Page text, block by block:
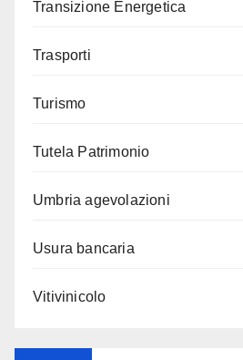
Transizione Energetica
Trasporti
Turismo
Tutela Patrimonio
Umbria agevolazioni
Usura bancaria
Vitivinicolo